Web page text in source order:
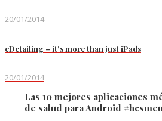
20/01/2014
eDetailing – it’s more than just iPads
20/01/2014
Las 10 mejores aplicaciones
de salud para Android